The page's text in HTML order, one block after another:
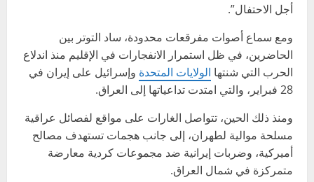
أجل الاحتفال”.
ومع سماع أصوات مفرقعات محدودة، ساد التوتر بين
الحاضرين، في ظل استمرار الانفجارات في الإقليم منذ اندلاع
الحرب التي شنتها الولايات المتحدة وإسرائيل على إيران في
28 فبراير، والتي امتدت تداعياتها إلى العراق.
ومنذ ذلك الحين، تتواصل الغارات على مواقع لفصائل عراقية
مسلحة موالية لطهران، إلى جانب هجمات تستهدف مصالح
أميركية، وضربات إيرانية ضد مجموعات كردية معارضة
متمركزة في شمال العراق.